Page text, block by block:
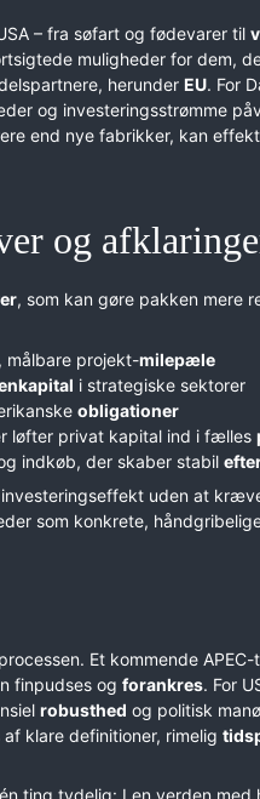
– fra søfart og fødevarer til
muligheder for dem,
herunder EU. For
og investeringsstrømme
end nye fabrikker, kan
og
, som kan gøre pakken mere
målbare projekt-milepæle
i strategiske sektorer
obligationer
løfter privat kapital ind i fælles
indkøb, der skaber stabil
investeringseffekt uden at
som konkrete,
Et kommende
finpudses og forankres. For
robusthed og politisk
klare definitioner, rimelig